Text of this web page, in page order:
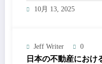
10月 13, 2025
Jeff Writer 0
日本の不動産におけ